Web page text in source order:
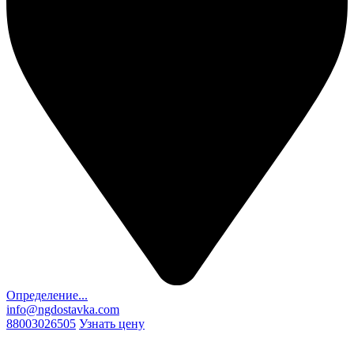
Определение...
info@ngdostavka.com
88003026505 Узнать цену